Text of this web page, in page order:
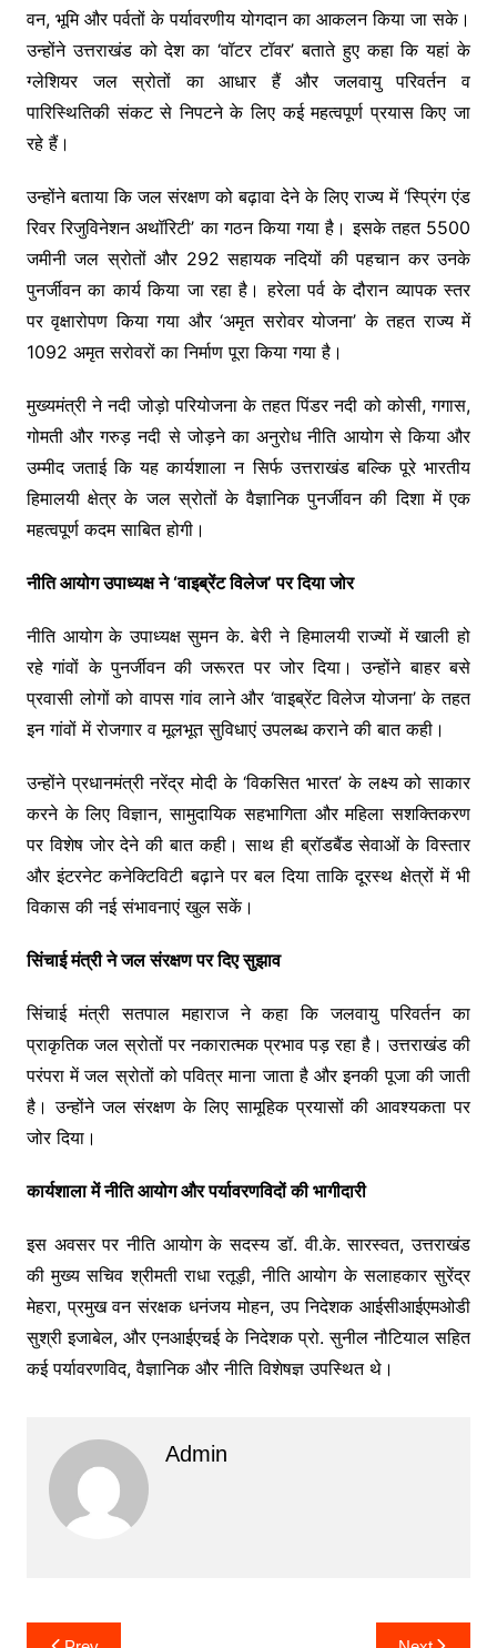
वन, भूमि और पर्वतों के पर्यावरणीय योगदान का आकलन किया जा सके।
उन्होंने उत्तराखंड को देश का ‘वॉटर टॉवर’ बताते हुए कहा कि यहां के
ग्लेशियर जल स्रोतों का आधार हैं और जलवायु परिवर्तन व
पारिस्थितिकी संकट से निपटने के लिए कई महत्वपूर्ण प्रयास किए जा
रहे हैं।
उन्होंने बताया कि जल संरक्षण को बढ़ावा देने के लिए राज्य में ‘स्प्रिंग एंड
रिवर रिजुविनेशन अथॉरिटी’ का गठन किया गया है। इसके तहत 5500
जमीनी जल स्रोतों और 292 सहायक नदियों की पहचान कर उनके
पुनर्जीवन का कार्य किया जा रहा है। हरेला पर्व के दौरान व्यापक स्तर
पर वृक्षारोपण किया गया और ‘अमृत सरोवर योजना’ के तहत राज्य में
1092 अमृत सरोवरों का निर्माण पूरा किया गया है।
मुख्यमंत्री ने नदी जोड़ो परियोजना के तहत पिंडर नदी को कोसी, गगास,
गोमती और गरुड़ नदी से जोड़ने का अनुरोध नीति आयोग से किया और
उम्मीद जताई कि यह कार्यशाला न सिर्फ उत्तराखंड बल्कि पूरे भारतीय
हिमालयी क्षेत्र के जल स्रोतों के वैज्ञानिक पुनर्जीवन की दिशा में एक
महत्वपूर्ण कदम साबित होगी।
नीति आयोग उपाध्यक्ष ने ‘वाइब्रेंट विलेज’ पर दिया जोर
नीति आयोग के उपाध्यक्ष सुमन के. बेरी ने हिमालयी राज्यों में खाली हो
रहे गांवों के पुनर्जीवन की जरूरत पर जोर दिया। उन्होंने बाहर बसे
प्रवासी लोगों को वापस गांव लाने और ‘वाइब्रेंट विलेज योजना’ के तहत
इन गांवों में रोजगार व मूलभूत सुविधाएं उपलब्ध कराने की बात कही।
उन्होंने प्रधानमंत्री नरेंद्र मोदी के ‘विकसित भारत’ के लक्ष्य को साकार
करने के लिए विज्ञान, सामुदायिक सहभागिता और महिला सशक्तिकरण
पर विशेष जोर देने की बात कही। साथ ही ब्रॉडबैंड सेवाओं के विस्तार
और इंटरनेट कनेक्टिविटी बढ़ाने पर बल दिया ताकि दूरस्थ क्षेत्रों में भी
विकास की नई संभावनाएं खुल सकें।
सिंचाई मंत्री ने जल संरक्षण पर दिए सुझाव
सिंचाई मंत्री सतपाल महाराज ने कहा कि जलवायु परिवर्तन का
प्राकृतिक जल स्रोतों पर नकारात्मक प्रभाव पड़ रहा है। उत्तराखंड की
परंपरा में जल स्रोतों को पवित्र माना जाता है और इनकी पूजा की जाती
है। उन्होंने जल संरक्षण के लिए सामूहिक प्रयासों की आवश्यकता पर
जोर दिया।
कार्यशाला में नीति आयोग और पर्यावरणविदों की भागीदारी
इस अवसर पर नीति आयोग के सदस्य डॉ. वी.के. सारस्वत, उत्तराखंड
की मुख्य सचिव श्रीमती राधा रतूड़ी, नीति आयोग के सलाहकार सुरेंद्र
मेहरा, प्रमुख वन संरक्षक धनंजय मोहन, उप निदेशक आईसीआईएमओडी
सुश्री इजाबेल, और एनआईएचई के निदेशक प्रो. सुनील नौटियाल सहित
कई पर्यावरणविद, वैज्ञानिक और नीति विशेषज्ञ उपस्थित थे।
Admin
Post